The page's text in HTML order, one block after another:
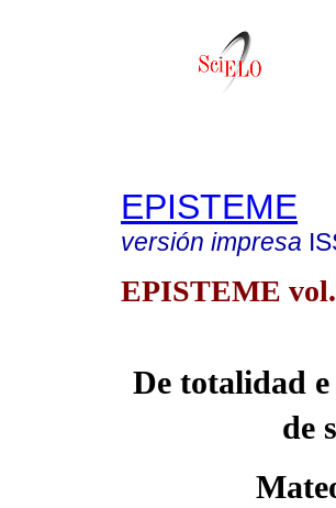
EPISTEME
versión impresa
EPISTEME
De totalidad
de